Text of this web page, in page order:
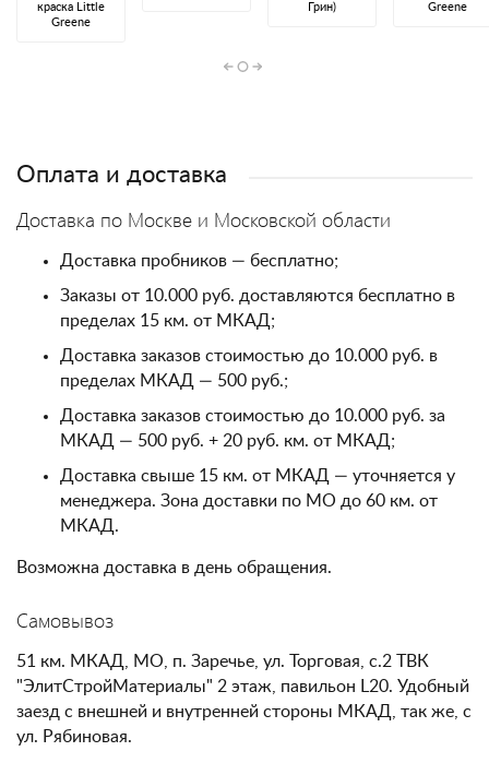
краска Little
Greene
Грин)
Greene
Оплата и доставка
Доставка по Москве и Московской области
Доставка пробников — бесплатно;
Заказы от 10.000 руб. доставляются бесплатно в
пределах 15 км. от МКАД;
Доставка заказов стоимостью до 10.000 руб. в
пределах МКАД — 500 руб.;
Доставка заказов стоимостью до 10.000 руб. за
МКАД — 500 руб. + 20 руб. км. от МКАД;
Доставка свыше 15 км. от МКАД — уточняется у
менеджера. Зона доставки по МО до 60 км. от
МКАД.
Возможна доставка в день обращения.
Самовывоз
51 км. МКАД, МО, п. Заречье, ул. Торговая, с.2 ТВК
"ЭлитСтройМатериалы" 2 этаж, павильон L20. Удобный
заезд с внешней и внутренней стороны МКАД, так же, с
ул. Рябиновая.